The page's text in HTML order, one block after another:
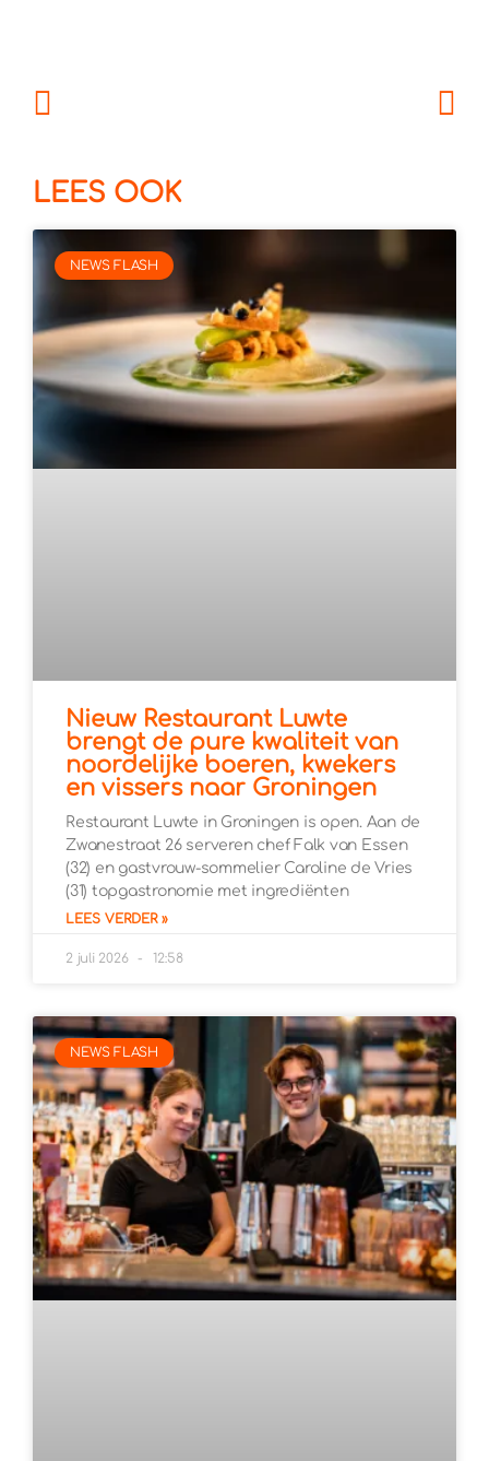
LEES OOK
NEWS FLASH
Nieuw Restaurant Luwte
brengt de pure kwaliteit van
noordelijke boeren, kwekers
en vissers naar Groningen
Restaurant Luwte in Groningen is open. Aan de
Zwanestraat 26 serveren chef Falk van Essen
(32) en gastvrouw-sommelier Caroline de Vries
(31) topgastronomie met ingrediënten
LEES VERDER »
2 juli 2026 12:58
NEWS FLASH